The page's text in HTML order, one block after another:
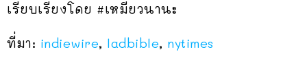
เรียบเรียงโดย #เหมียวนานะ
ที่มา: indiewire, ladbible, nytimes